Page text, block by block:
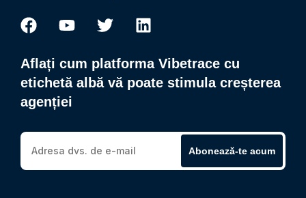
Aflați cum platforma Vibetrace cu
etichetă albă vă poate stimula creșterea
agenției
Abonează-te acum